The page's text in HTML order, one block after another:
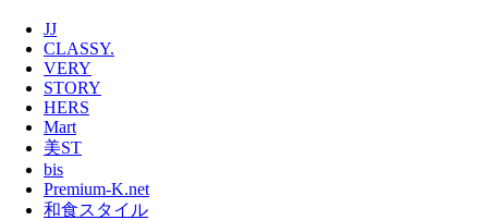
JJ
CLASSY.
VERY
STORY
HERS
Mart
美ST
bis
Premium-K.net
和食スタイル